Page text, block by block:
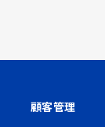
顧客管理